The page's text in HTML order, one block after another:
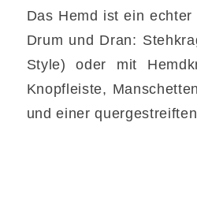
Das Hemd ist ein
Drum und Dran:
Style) oder mit
Knopfleiste,
und einer